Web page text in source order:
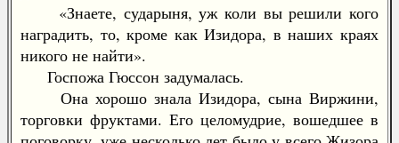
«Знаете, сударыня, уж коли вы решили кого
наградить, то, кроме как Изидора, в наших краях
никого не найти».
Госпожа Гюссон задумалась.
Она хорошо знала Изидора, сына Виржини,
торговки фруктами. Его целомудрие, вошедшее в